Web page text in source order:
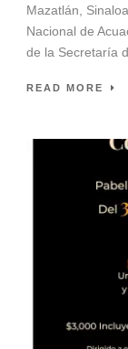
Mazatlán,
Nacional de
de la Secretaría
READ MORE